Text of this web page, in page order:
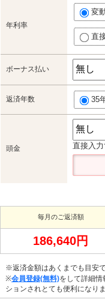
年利率
変
直
ボーナス払い
返済年数 35
頭金 直接入力
毎月のご返済額
186,640円
※返済金額はあくまでも目安で
※会員登録(無料)をして詳細情
ションされとても便利になりま